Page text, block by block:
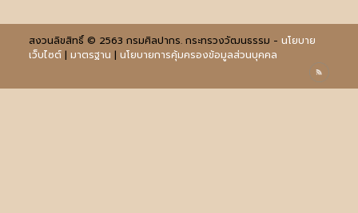
สงวนลิขสิทธิ์ © 2563 กรมศิลปากร. กระทรวงวัฒนธรรม - นโยบาย
เว็บไซต์| มาตรฐาน | นโยบายการคุ้มครองข้อมูลส่วนบุคคล